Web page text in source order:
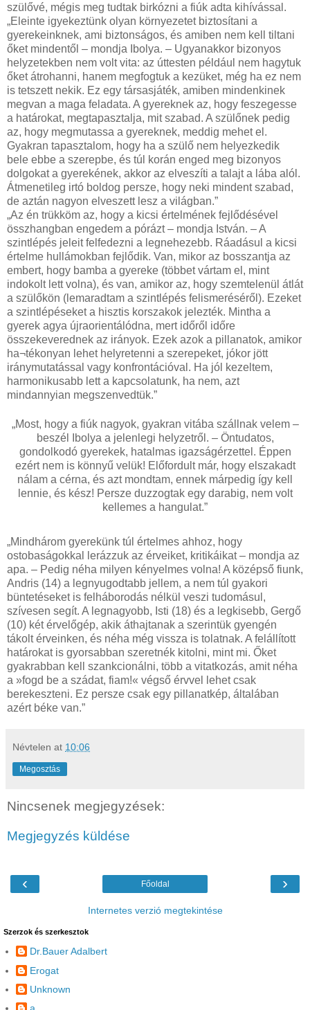
szülővé, mégis meg tudtak birkózni a fiúk adta kihívással.
„Eleinte igyekeztünk olyan környezetet biztosítani a
gyerekeinknek, ami biztonságos, és amiben nem kell tiltani
őket mindentől – mondja Ibolya. – Ugyanakkor bizonyos
helyzetekben nem volt vita: az úttesten például nem hagytuk
őket átrohanni, hanem megfogtuk a kezüket, még ha ez nem
is tetszett nekik. Ez egy társasjáték, amiben mindenkinek
megvan a maga feladata. A gyereknek az, hogy feszegesse
a határokat, megtapasztalja, mit szabad. A szülőnek pedig
az, hogy megmutassa a gyereknek, meddig mehet el.
Gyakran tapasztalom, hogy ha a szülő nem helyezkedik
bele ebbe a szerepbe, és túl korán enged meg bizonyos
dolgokat a gyerekének, akkor az elveszíti a talajt a lába alól.
Átmenetileg irtó boldog persze, hogy neki mindent szabad,
de aztán nagyon elveszett lesz a világban.”
„Az én trükköm az, hogy a kicsi értelmének fejlődésével
összhangban engedem a pórázt – mondja István. – A
szintlépés jeleit felfedezni a legnehezebb. Ráadásul a kicsi
értelme hullámokban fejlődik. Van, mikor az bosszantja az
embert, hogy bamba a gyereke (többet vártam el, mint
indokolt lett volna), és van, amikor az, hogy szemtelenül átlát
a szülőkön (lemaradtam a szintlépés felismeréséről). Ezeket
a szintlépéseket a hisztis korszakok jelezték. Mintha a
gyerek agya újraorientálódna, mert időről időre
összekeverednek az irányok. Ezek azok a pillanatok, amikor
ha¬tékonyan lehet helyretenni a szerepeket, jókor jött
iránymutatással vagy konfrontációval. Ha jól kezeltem,
harmonikusabb lett a kapcsolatunk, ha nem, azt
mindannyian megszenvedtük.”
„Most, hogy a fiúk nagyok, gyakran vitába szállnak velem –
beszél Ibolya a jelenlegi helyzetről. – Öntudatos,
gondolkodó gyerekek, hatalmas igazságérzettel. Éppen
ezért nem is könnyű velük! Előfordult már, hogy elszakadt
nálam a cérna, és azt mondtam, ennek márpedig így kell
lennie, és kész! Persze duzzogtak egy darabig, nem volt
kellemes a hangulat.”
„Mindhárom gyerekünk túl értelmes ahhoz, hogy
ostobaságokkal lerázzuk az érveiket, kritikáikat – mondja az
apa. – Pedig néha milyen kényelmes volna! A középső fiunk,
Andris (14) a legnyugodtabb jellem, a nem túl gyakori
büntetéseket is felháborodás nélkül veszi tudomásul,
szívesen segít. A legnagyobb, Isti (18) és a legkisebb, Gergő
(10) két érvelőgép, akik áthajtanak a szerintük gyengén
tákolt érveinken, és néha még vissza is tolatnak. A felállított
határokat is gyorsabban szeretnék kitolni, mint mi. Őket
gyakrabban kell szankcionálni, több a vitatkozás, amit néha
a »fogd be a szádat, fiam!« végső érvvel lehet csak
berekeszteni. Ez persze csak egy pillanatkép, általában
azért béke van.”
Névtelen at 10:06
Megosztás
Nincsenek megjegyzések:
Megjegyzés küldése
‹ ›
Főoldal
Internetes verzió megtekintése
Szerzok és szerkesztok
Dr.Bauer Adalbert
Erogat
Unknown